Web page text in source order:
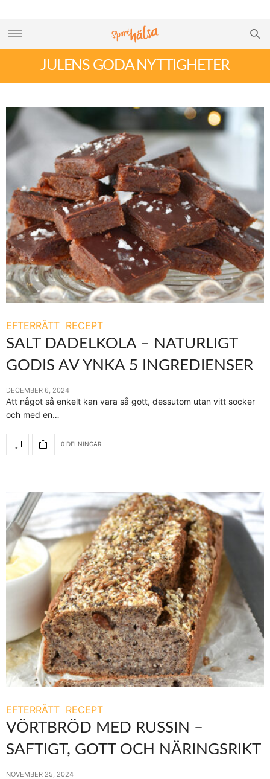
JULENS GODA NYTTIGHETER
EFTERRÄTT RECEPT
SALT DADELKOLA – NATURLIGT
GODIS AV YNKA 5 INGREDIENSER
DECEMBER 6, 2024
Att något så enkelt kan vara så gott, dessutom utan vitt socker
och med en…
0 DELNINGAR
EFTERRÄTT RECEPT
VÖRTBRÖD MED RUSSIN –
SAFTIGT, GOTT OCH NÄRINGSRIKT
NOVEMBER 25, 2024